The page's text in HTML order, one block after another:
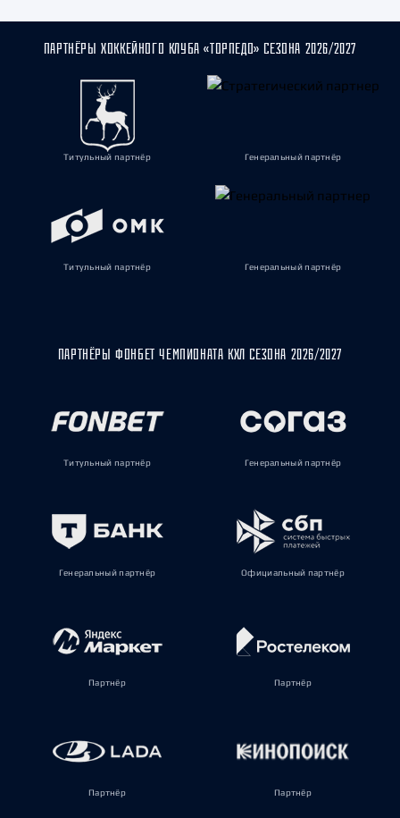
ПАРТНЁРЫ ХОККЕЙНОГО КЛУБА «ТОРПЕДО» СЕЗОНА 2026/2027
Титульный партнёр Генеральный партнёр
Титульный партнёр Генеральный партнёр
ПАРТНЁРЫ ФОНБЕТ ЧЕМПИОНАТА КХЛ СЕЗОНА 2026/2027
Титульный партнёр Генеральный партнёр
Генеральный партнёр Официальный партнёр
Партнёр Партнёр
Партнёр Партнёр